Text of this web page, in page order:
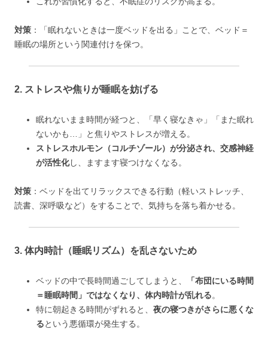
対策 ：「眠れないときは一度ベッドを出る」ことで、ベッド＝
睡眠の場所という関連付けを保つ。
2. ストレスや焦りが睡眠を妨げる
眠れないまま時間が経つと、「早く寝なきゃ」「また眠れ
ないかも…」と焦りやストレスが増える。
ストレスホルモン（コルチゾール）が分泌され、交感神経
が活性化し、ますます寝つけなくなる。
対策 ：ベッドを出てリラックスできる行動（軽いストレッチ、
読書、深呼吸など）をすることで、気持ちを落ち着かせる。
3. 体内時計（睡眠リズム）を乱さないため
ベッドの中で長時間過ごしてしまうと、
「布団にいる時間
＝睡眠時間」ではなくなり、体内時計が乱れる。
特に朝起きる時間がずれると、 夜の寝つきがさらに悪くな
るという悪循環が発生する。